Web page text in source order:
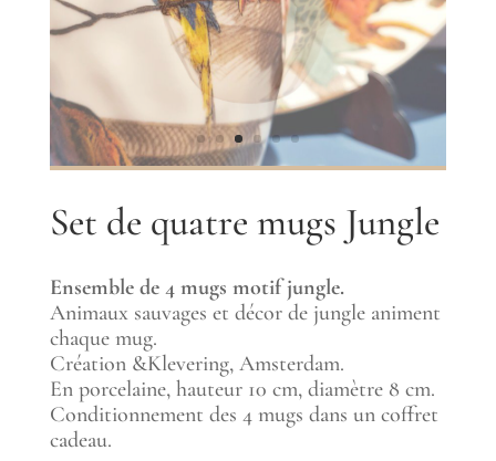
Set de quatre mugs Jungle
Ensemble de 4 mugs motif jungle.
Animaux sauvages et décor de jungle animent
chaque mug.
Création &Klevering, Amsterdam.
En porcelaine, hauteur 10 cm, diamètre 8 cm.
Conditionnement des 4 mugs dans un coffret
cadeau.